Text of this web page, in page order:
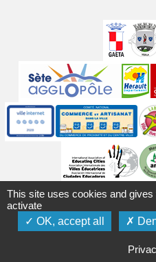
partenaires
Labels
Mentions légales
Crédits
Gérer les cookies
This site uses cookies and
activate
OK, accept all